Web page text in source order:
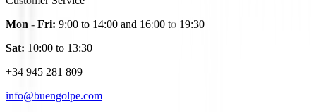
Mon - Fri: 9:00 to 14:00 and 16:00 to 19:30
Sat: 10:00 to 13:30
+34 945 281 809
info@buengolpe.com